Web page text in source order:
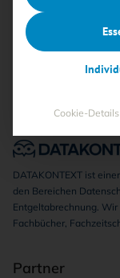
DATAKONTEXT ist
den Bereichen
Entgeltabrechnung.
Fachbücher,
Partner
Cookie-Details